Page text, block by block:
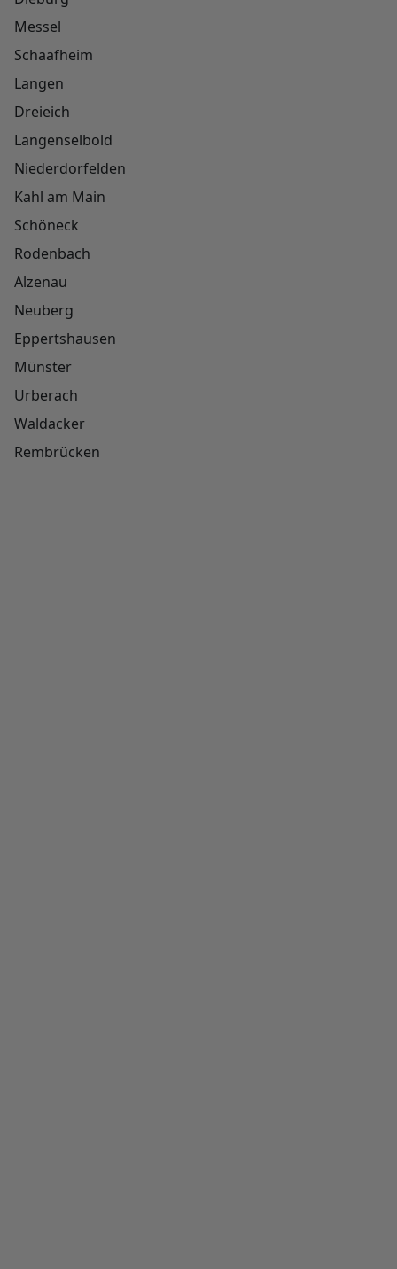
Messel
Schaafheim
Langen
Dreieich
Langenselbold
Niederdorfelden
Kahl am Main
Schöneck
Rodenbach
Alzenau
Neuberg
Eppertshausen
Münster
Urberach
Waldacker
Rembrücken